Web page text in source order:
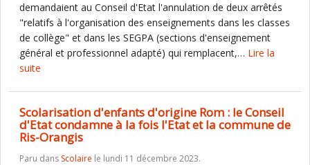
demandaient au Conseil d'Etat l'annulation de deux arrêtés
"relatifs à l'organisation des enseignements dans les classes
de collège" et dans les SEGPA (sections d'enseignement
général et professionnel adapté) qui remplacent,… Lire la
suite
Scolarisation d'enfants d'origine Rom : le Conseil
d'Etat condamne à la fois l'Etat et la commune de
Ris-Orangis
Paru dans Scolaire le lundi 11 décembre 2023.